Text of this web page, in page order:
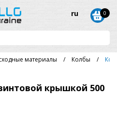
ru 0
материалы Колбы
крышкой 500